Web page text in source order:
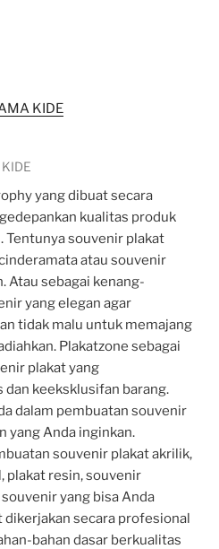
yang dibuat secara
kualitas produk
Tentunya souvenir plakat
atau souvenir
Atau sebagai kenang-
yang elegan agar
tidak malu untuk memajang
Plakatzone sebagai
plakat yang
keeksklusifan barang.
dalam pembuatan souvenir
yang Anda inginkan.
souvenir plakat akrilik,
plakat resin, souvenir
yang bisa Anda
dikerjakan secara profesional
bahan dasar berkualitas